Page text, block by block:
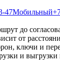
47Мобильный
до
от
ключи и
и выгрузки